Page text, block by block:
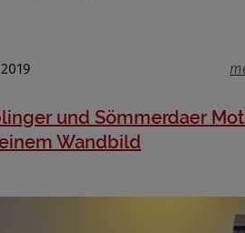
und Sömmerdaer
Wandbild